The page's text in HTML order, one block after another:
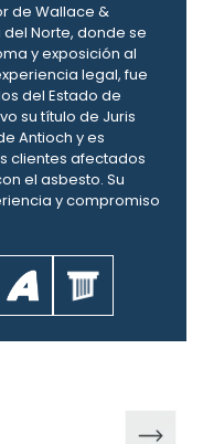
de Wallace &
del Norte, donde se
y exposición al
legal, fue
del Estado de
su título de Juris
Antioch y es
clientes afectados
el asbesto. Su
y compromiso